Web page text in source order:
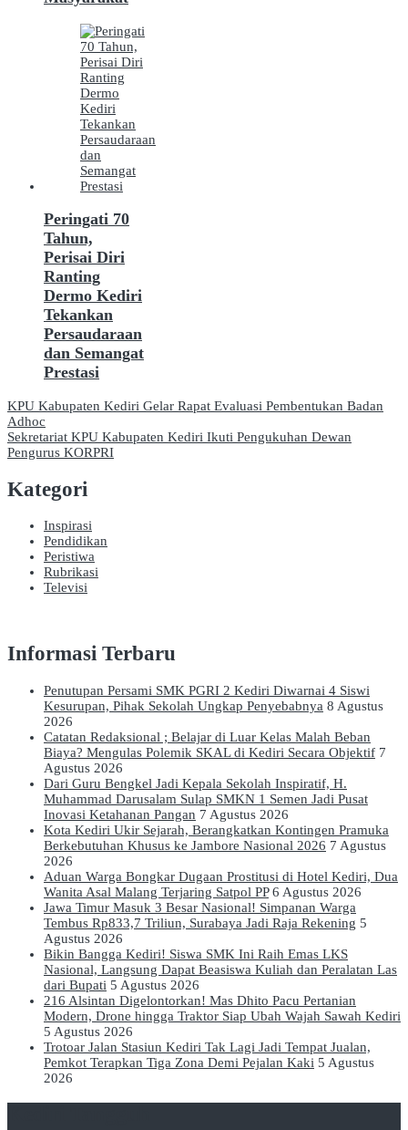
Peringati 70
Tahun,
Perisai Diri
Ranting
Dermo Kediri
Tekankan
Persaudaraan
dan Semangat
Prestasi
Navigasi
pos
KPU Kabupaten Kediri Gelar Rapat Evaluasi Pembentukan Badan
Adhoc
Sekretariat KPU Kabupaten Kediri Ikuti Pengukuhan Dewan
Pengurus KORPRI
Kategori
Inspirasi
Pendidikan
Peristiwa
Rubrikasi
Televisi
Informasi Terbaru
Penutupan Persami SMK PGRI 2 Kediri Diwarnai 4 Siswi
Kesurupan, Pihak Sekolah Ungkap Penyebabnya 8 Agustus
2026
Catatan Redaksional ; Belajar di Luar Kelas Malah Beban
Biaya? Mengulas Polemik SKAL di Kediri Secara Objektif 7
Agustus 2026
Dari Guru Bengkel Jadi Kepala Sekolah Inspiratif, H.
Muhammad Darusalam Sulap SMKN 1 Semen Jadi Pusat
Inovasi Ketahanan Pangan 7 Agustus 2026
Kota Kediri Ukir Sejarah, Berangkatkan Kontingen Pramuka
Berkebutuhan Khusus ke Jambore Nasional 2026 7 Agustus
2026
Aduan Warga Bongkar Dugaan Prostitusi di Hotel Kediri, Dua
Wanita Asal Malang Terjaring Satpol PP 6 Agustus 2026
Jawa Timur Masuk 3 Besar Nasional! Simpanan Warga
Tembus Rp833,7 Triliun, Surabaya Jadi Raja Rekening 5
Agustus 2026
Bikin Bangga Kediri! Siswa SMK Ini Raih Emas LKS
Nasional, Langsung Dapat Beasiswa Kuliah dan Peralatan Las
dari Bupati 5 Agustus 2026
216 Alsintan Digelontorkan! Mas Dhito Pacu Pertanian
Modern, Drone hingga Traktor Siap Ubah Wajah Sawah Kediri
5 Agustus 2026
Trotoar Jalan Stasiun Kediri Tak Lagi Jadi Tempat Jualan,
Pemkot Terapkan Tiga Zona Demi Pejalan Kaki 5 Agustus
2026